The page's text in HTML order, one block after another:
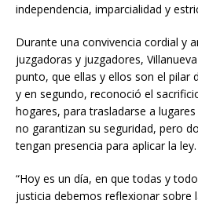
independencia, imparcialidad y
Durante una convivencia cordial y
juzgadoras y juzgadores,
punto, que ellas y ellos son el pilar
y en segundo, reconoció el
hogares, para trasladarse a
no garantizan su seguridad, pero
tengan presencia para aplicar la ley.
“Hoy es un día, en que todas y
justicia debemos reflexionar sobre